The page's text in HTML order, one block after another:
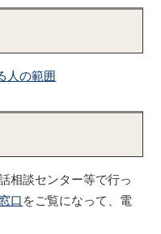
人の範囲
相談センター等で行っ
口 をご覧になって、電